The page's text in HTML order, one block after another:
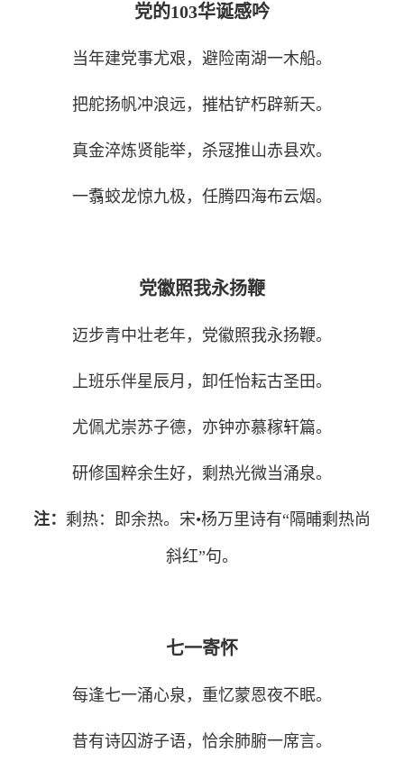
党的103华诞感吟
当年建党事尤艰，避险南湖一木船。
把舵扬帆冲浪远，摧枯铲朽辟新天。
真金淬炼贤能举，杀冦推山赤县欢。
一翥蛟龙惊九极，任腾四海布云烟。
党徽照我永扬鞭
迈步青中壮老年，党徽照我永扬鞭。
上班乐伴星辰月，卸任怡耘古圣田。
尤佩尤崇苏子德，亦钟亦慕稼轩篇。
研修国粹余生好，剩热光微当涌泉。
注： 剩热：即余热。宋•杨万里诗有“隔晡剩热尚
斜红”句。
七一寄怀
每逢七一涌心泉，重忆蒙恩夜不眠。
昔有诗囚游子语，恰余肺腑一席言。